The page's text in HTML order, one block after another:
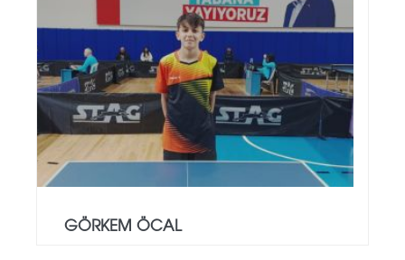
GÖRKEM ÖCAL